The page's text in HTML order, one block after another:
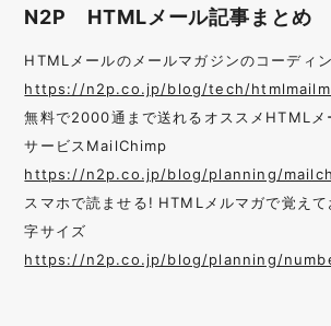
N2P HTMLメール記事まとめ
HTMLメールのメールマガジンのコーディン
https://n2p.co.jp/blog/tech/
無料で2000通まで送れるオススメHTMLメ
サービスMailChimp
https://n2p.co.jp/blog/planning/
スマホで読ませる! HTMLメルマガで覚えて
字サイズ
https://n2p.co.jp/blog/planning/